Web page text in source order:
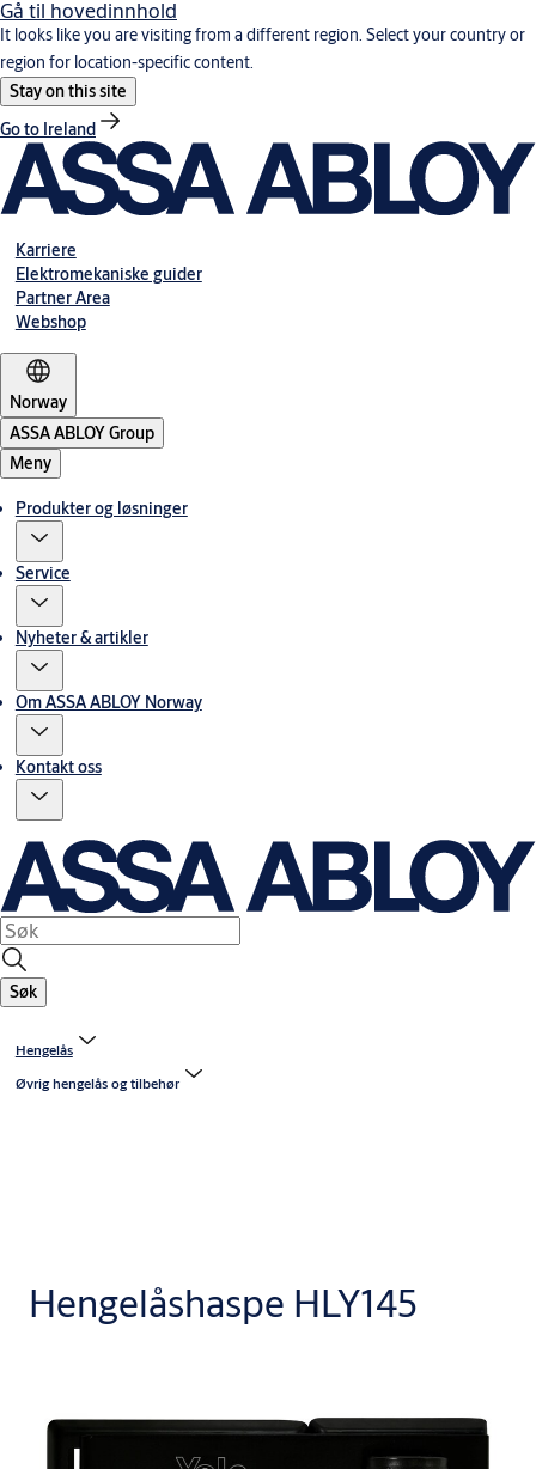
Gå til hovedinnhold
It looks like you are visiting from a different region. Select your country or
region for location-specific content.
Stay on this site
Go to Ireland
Karriere
Elektromekaniske guider
Partner Area
Webshop
Norway
ASSA ABLOY Group
Meny
Produkter og løsninger
Service
Nyheter & artikler
Om ASSA ABLOY Norway
Kontakt oss
Søk
Hengelås
Øvrig hengelås og tilbehør
Hengelåshaspe HLY145